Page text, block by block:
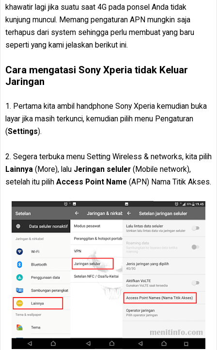
khawatir lagi jika suatu saat 4G pada ponsel Anda tidak
kunjung muncul. Memang pengaturan APN mungkin saja
terhapus dari system sehingga perlu membuat yang baru
seperti yang kami jelaskan berikut ini.
Cara mengatasi Sony Xperia tidak Keluar
Jaringan
1. Pertama kita ambil handphone Sony Xperia kemudian buka
layar jika masih terkunci, kemudian pilih menu Pengaturan
(Settings).
2. Segera terbuka menu Setting Wireless & networks, kita pilih
Lainnya (More), lalu Jeringan seluler (Mobile network),
setelah itu pilih Access Point Name (APN) Nama Titik Akses.